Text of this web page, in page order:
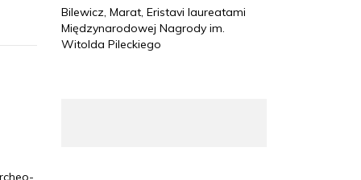
Bilewicz, Marat, Eristavi laureatami
Międzynarodowej Nagrody im.
Witolda Pileckiego